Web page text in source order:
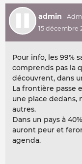
admin
15 décembre
Pour info, les 99%
comprends pas la
découvrent, dans
La frontière passe
une place dedans,
autres.
Dans un pays à
auront peur et
agenda.